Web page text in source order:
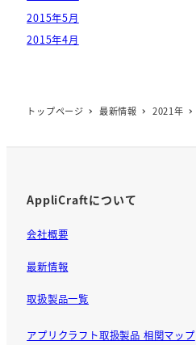
2015年5月
2015年4月
トップページ 最新情報 2021年
AppliCraftについて
会社概要
最新情報
取扱製品一覧
アプリクラフト取扱製品 相関マップ